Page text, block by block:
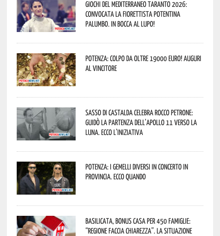
Giochi del Mediterraneo Taranto 2026:
convocata la fiorettista potentina
Palumbo. In bocca al lupo!
Potenza: colpo da oltre 19000 Euro! Auguri
al vincitore
Sasso di Castalda celebra Rocco Petrone:
guidò la partenza dell’Apollo 11 verso la
Luna. Ecco l’iniziativa
Potenza: i Gemelli DiVersi in concerto in
provincia. Ecco quando
Basilicata, Bonus casa per 450 famiglie:
“Regione faccia chiarezza”. La situazione